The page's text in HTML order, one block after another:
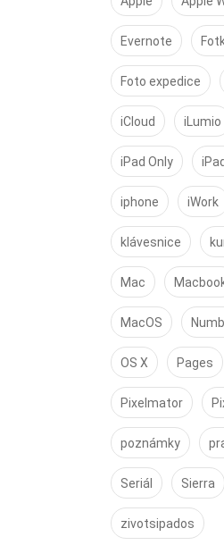
Evernote
Foto expedice
iCloud iLumio
iPad Only
iphone iWork
klávesnice
Mac
MacOS
OS X Pages
Pixelmator
poznámky
Seriál Sierra
zivotsipados